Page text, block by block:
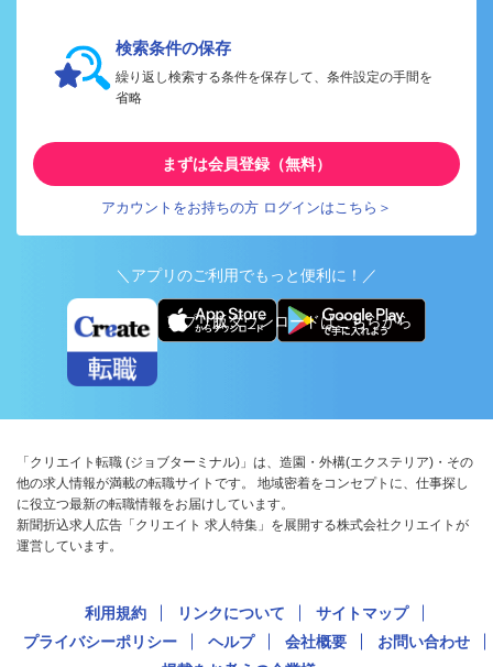
検索条件の保存
繰り返し検索する条件を保存して、条件設定の手間を
省略
まずは会員登録（無料）
アカウントをお持ちの方 ログインはこちら＞
＼アプリのご利用でもっと便利に！／
アプリ版ダウンロードはこちらから
「クリエイト転職 (ジョブターミナル)」は、造園・外構(エクステリア)・その
他の求人情報が満載の転職サイトです。 地域密着をコンセプトに、仕事探し
に役立つ最新の転職情報をお届けしています。
新聞折込求人広告「クリエイト 求人特集」を展開する株式会社クリエイトが
運営しています。
利用規約 リンクについて
サイトマップ
プライバシーポリシー
ヘルプ 会社概要
お問い合わせ